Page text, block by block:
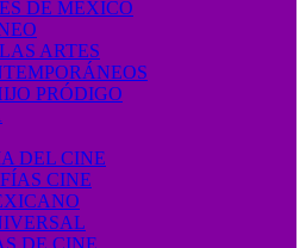
DE MÉXICO
ARTES
PRÓDIGO
DEL CINE
CINE
DE CINE